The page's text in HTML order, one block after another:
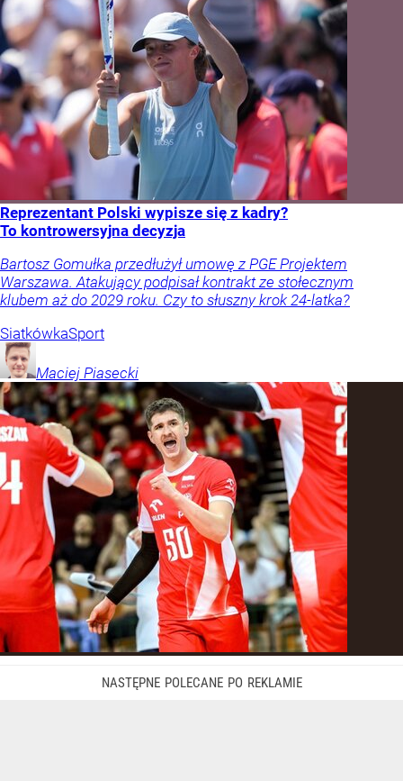
Reprezentant Polski wypisze się z kadry?
To kontrowersyjna decyzja
Bartosz Gomułka przedłużył umowę z PGE Projektem
Warszawa. Atakujący podpisał kontrakt ze stołecznym
klubem aż do 2029 roku. Czy to słuszny krok 24-latka?
SiatkówkaSport
Maciej Piasecki